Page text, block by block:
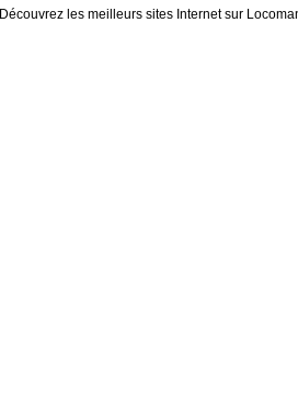
Découvrez les meilleurs sites Internet sur